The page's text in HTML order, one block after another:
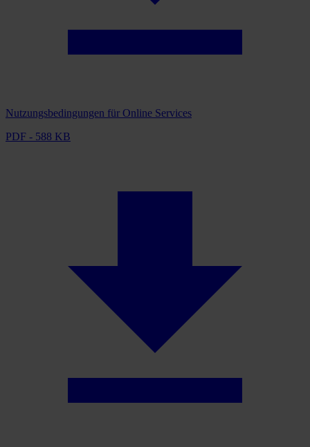
Nutzungsbedingungen für Online Services
PDF - 588 KB